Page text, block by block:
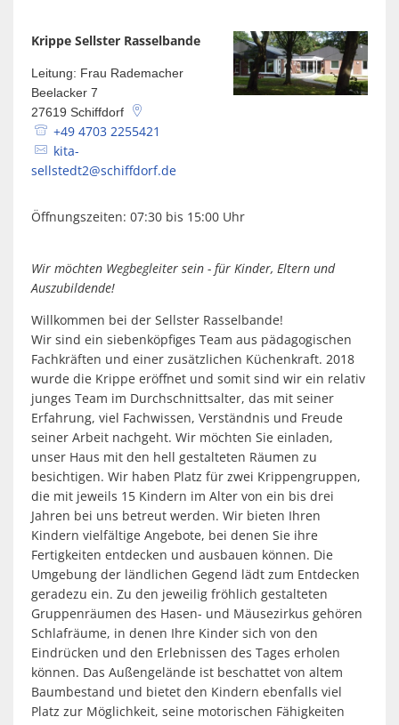
Kindertagesstätten
Krippe Sellster Rasselbande
Leitung: Frau Rademacher
Beelacker 7
27619 Schiffdorf
+49 4703 2255421
kita-
sellstedt2@schiffdorf.de
Öffnungszeiten: 07:30 bis 15:00 Uhr
Wir möchten Wegbegleiter sein - für Kinder, Eltern und
Auszubildende!
Willkommen bei der Sellster Rasselbande!
Wir sind ein siebenköpfiges Team aus pädagogischen
Fachkräften und einer zusätzlichen Küchenkraft. 2018
wurde die Krippe eröffnet und somit sind wir ein relativ
junges Team im Durchschnittsalter, das mit seiner
Erfahrung, viel Fachwissen, Verständnis und Freude
seiner Arbeit nachgeht. Wir möchten Sie einladen,
unser Haus mit den hell gestalteten Räumen zu
besichtigen. Wir haben Platz für zwei Krippengruppen,
die mit jeweils 15 Kindern im Alter von ein bis drei
Jahren bei uns betreut werden. Wir bieten Ihren
Kindern vielfältige Angebote, bei denen Sie ihre
Fertigkeiten entdecken und ausbauen können. Die
Umgebung der ländlichen Gegend lädt zum Entdecken
geradezu ein. Zu den jeweilig fröhlich gestalteten
Gruppenräumen des Hasen- und Mäusezirkus gehören
Schlafräume, in denen Ihre Kinder sich von den
Eindrücken und den Erlebnissen des Tages erholen
können. Das Außengelände ist beschattet von altem
Baumbestand und bietet den Kindern ebenfalls viel
Platz zur Möglichkeit, seine motorischen Fähigkeiten